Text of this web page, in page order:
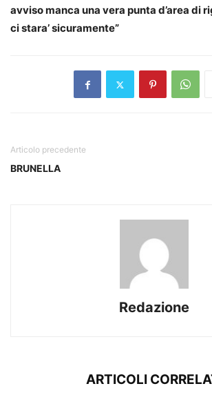
avviso manca una vera punta d’area di
ci stara’ sicuramente”
Articolo precedente
BRUNELLA
Redazione
ARTICOLI